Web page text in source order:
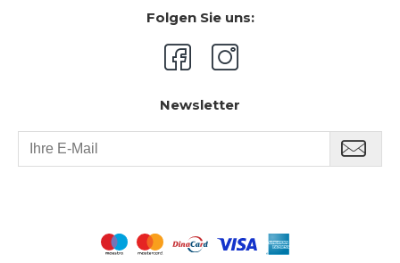
Folgen Sie uns:
Newsletter